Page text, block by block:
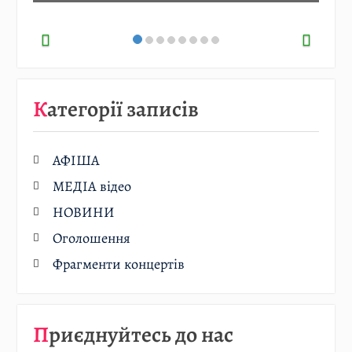
Категорії записів
АФІША
МЕДІА відео
НОВИНИ
Оголошення
Фрагменти концертів
Приєднуйтесь до нас